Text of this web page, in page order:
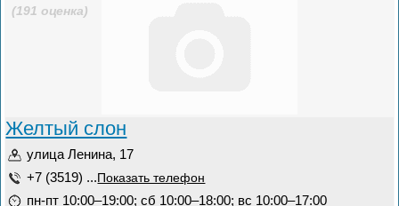
(191 оценка)
Желтый слон
улица Ленина, 17
+7 (3519) ... Показать телефон
пн-пт 10:00–19:00; сб 10:00–18:00; вс 10:00–17:00